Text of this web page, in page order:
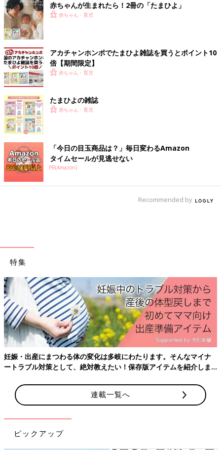
生まれの息子の中学受験で感じたもどか
しさ【脳科学者】
脳科学者の瀧靖之先生には、中学2年生の息子
しれない」と感じたそうです。瀧先生に脳科学
の視点で見る、早生まれの子に必要なかかわり
方を聞きました。全2回インタビューの前編で
す。
■文中のコメントはすべて、『ウィメンズパーク』（2022年1月
末まで）の投稿からの抜粋です。
※この記事は「たまひよONLINE」で過去に公開されたもので
す。
※記事の内容は記事執筆当時の情報であり、現在と異なる場合が
あります。
赤ちゃんが生まれたら！2冊の「たまひよ」
赤ちゃん・育児
アカチャンホンポでたまひよ雑誌を買うとポイント10
倍【期間限定】
赤ちゃん・育児
たまひよの雑誌
赤ちゃん・育児
「今日の目玉商品は？」毎日変わるAmazon
タイムセールが見逃せない
PR(Amazon)
Recommended by
特集
妊娠・出産にまつわる体の変化は多岐にわたります。そんなマイナ
ートラブル対策として、絶対教えたい！保存版アイテムを紹介しま
連載一覧へ
ピックアップ